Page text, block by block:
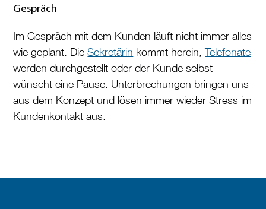
Gespräch
Im Gespräch mit dem Kunden läuft nicht immer alles
wie geplant. DieSekretärin kommt herein,Telefonate
werden durchgestellt oder der Kunde selbst
wünscht eine Pause. Unterbrechungen bringen uns
aus dem Konzept und lösen immer wieder Stress im
Kundenkontakt aus.